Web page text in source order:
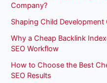
Company?
Shaping Child Development
Why a Cheap Backlink
SEO Workflow
How to Choose the Best
SEO Results